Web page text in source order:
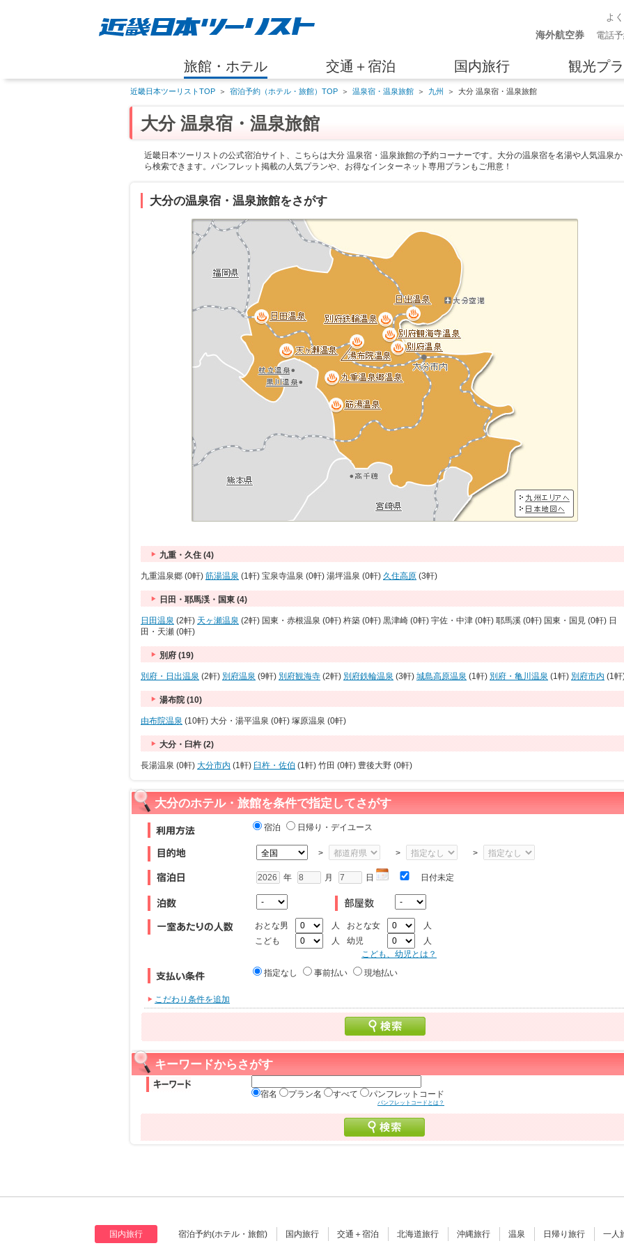
よ
海外航空券 電話
旅館・ホテル 交通＋宿泊 国内旅行 観光プ
近畿日本ツーリストTOP ＞ 宿泊予約（ホテル・旅館）TOP ＞ 温泉宿・温泉旅館 ＞ 九州 ＞ 大分 温泉宿・温泉旅館
大分 温泉宿・温泉旅館
近畿日本ツーリストの公式宿泊サイト、こちらは大分 温泉宿・温泉旅館の予約コーナーです。大分の温泉宿を名湯や人気温泉か
ら検索できます。パンフレット掲載の人気プランや、お得なインターネット専用プランもご用意！
大分の温泉宿・温泉旅館をさがす
九重・久住 (4)
九重温泉郷 (0軒) 筋湯温泉 (1軒) 宝泉寺温泉 (0軒) 湯坪温泉 (0軒) 久住高原 (3軒)
日田・耶馬渓・国東 (4)
日田温泉 (2軒) 天ヶ瀬温泉 (2軒) 国東・赤根温泉 (0軒) 杵築 (0軒) 黒津崎 (0軒) 宇佐・中津 (0軒) 耶馬溪 (0軒) 国東・国見 (0軒) 日
田・天瀬 (0軒)
別府 (19)
別府・日出温泉 (2軒) 別府温泉 (9軒) 別府観海寺 (2軒) 別府鉄輪温泉 (3軒) 城島高原温泉 (1軒) 別府・亀川温泉 (1軒) 別府市内 (1軒
湯布院 (10)
由布院温泉 (10軒) 大分・湯平温泉 (0軒) 塚原温泉 (0軒)
大分・臼杵 (2)
長湯温泉 (0軒) 大分市内 (1軒) 臼杵・佐伯 (1軒) 竹田 (0軒) 豊後大野 (0軒)
大分のホテル・旅館を条件で指定してさがす
宿泊 日帰り・デイユース
> > >
年 月 日 日付未定
おとな男 人 おとな女
人
こども
人 幼児
人
こども、幼児とは？
指定なし
事前払い 現地払い
こだわり条件を追加
キーワードからさがす
宿名 プラン名 すべて パンフレットコード
パンフレットコードとは？
国内旅行 宿泊予約(ホテル・旅館) 国内旅行 交通＋宿泊 北海道旅行 沖縄旅行 温泉 日帰り旅行 一人